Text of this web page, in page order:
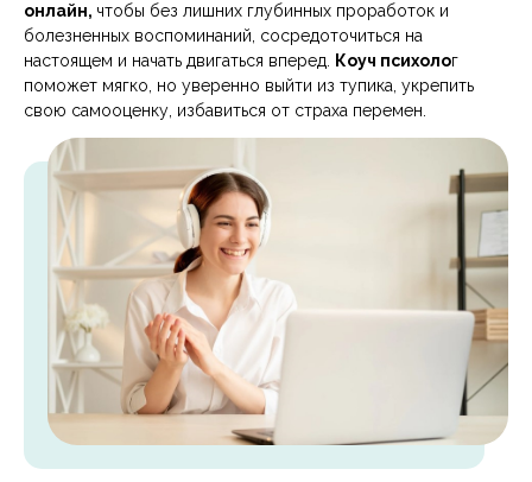
онлайн, чтобы без лишних глубинных проработок и
болезненных воспоминаний, сосредоточиться на
настоящем и начать двигаться вперед.
Коуч психолог
поможет мягко, но уверенно выйти из тупика, укрепить
свою самооценку, избавиться от страха перемен.